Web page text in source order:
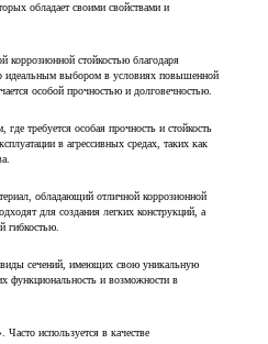
обладает своими свойствами и
коррозионной стойкостью благодаря
идеальным выбором в условиях повышенной
особой прочностью и долговечностью.
требуется особая прочность и стойкость
в агрессивных средах, таких как
обладающий отличной коррозионной
для создания легких конструкций, а
гибкостью.
сечений, имеющих свою уникальную
функциональность и возможности в
используется в качестве